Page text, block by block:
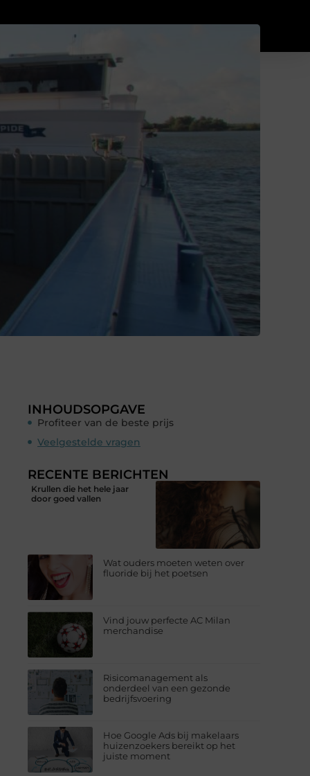
INHOUDSOPGAVE
Profiteer van de beste prijs
Veelgestelde vragen
RECENTE BERICHTEN
Krullen die het hele jaar
door goed vallen
Wat ouders moeten weten over
fluoride bij het poetsen
Vind jouw perfecte AC Milan
merchandise
Risicomanagement als
onderdeel van een gezonde
bedrijfsvoering
Hoe Google Ads bij makelaars
huizenzoekers bereikt op het
juiste moment